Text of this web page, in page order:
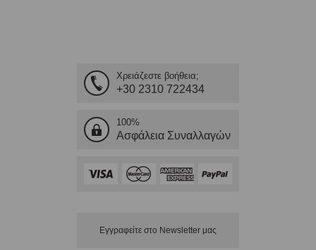
Χρειάζεστε βοήθεια;
+30 2310 722434
100%
Ασφάλεια Συναλλαγών
Εγγραφείτε στο Νewsletter μας